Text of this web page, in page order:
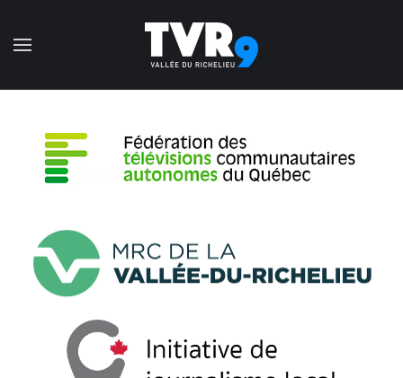
Accéder au contenu principal